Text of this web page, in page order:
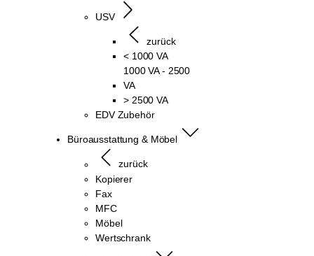
USV
zurück
< 1000 VA
1000 VA - 2500
VA
> 2500 VA
EDV Zubehör
Büroausstattung & Möbel
zurück
Kopierer
Fax
MFC
Möbel
Wertschrank